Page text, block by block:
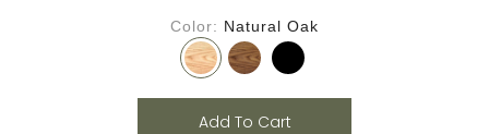
Color Natural Oak
Add To Cart